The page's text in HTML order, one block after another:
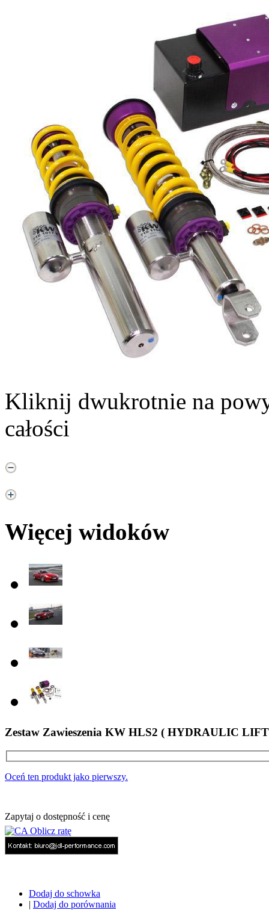
Kliknij dwukrotnie na
całości
Więcej widoków
Zestaw Zawieszenia KW HLS2 ( HYDRAULIC
Oceń ten produkt jako pierwszy.
Zapytaj o dostępność i cenę
Dodaj do schowka
| Dodaj do porównania